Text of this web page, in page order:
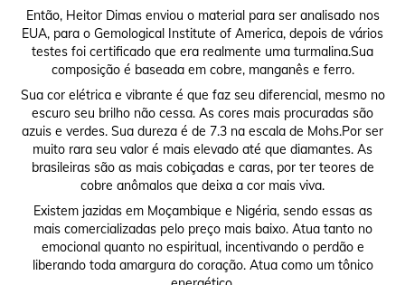
Então, Heitor Dimas enviou o material para ser analisado nos
EUA, para o Gemological Institute of America, depois de vários
testes foi certificado que era realmente uma turmalina.Sua
composição é baseada em cobre, manganês e ferro.
Sua cor elétrica e vibrante é que faz seu diferencial, mesmo no
escuro seu brilho não cessa. As cores mais procuradas são
azuis e verdes. Sua dureza é de 7.3 na escala de Mohs.Por ser
muito rara seu valor é mais elevado até que diamantes. As
brasileiras são as mais cobiçadas e caras, por ter teores de
cobre anômalos que deixa a cor mais viva.
Existem jazidas em Moçambique e Nigéria, sendo essas as
mais comercializadas pelo preço mais baixo. Atua tanto no
emocional quanto no espiritual, incentivando o perdão e
liberando toda amargura do coração. Atua como um tônico